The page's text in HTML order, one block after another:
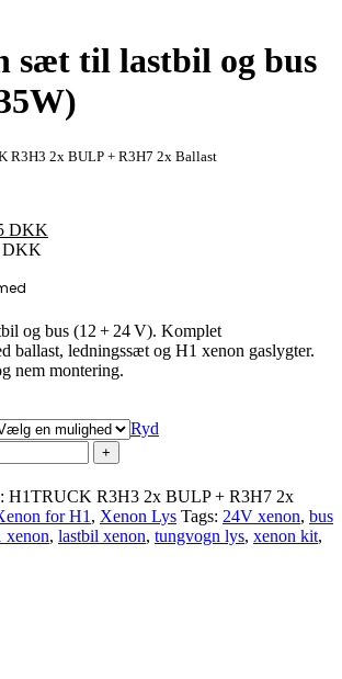
sæt til lastbil og bus
R3H3 2x BULP + R3H7 2x Ballast
DKK
DKK
og bus (12 + 24 V). Komplet
ballast, ledningssæt og H1 xenon gaslygter.
nem montering.
Ryd
H1TRUCK R3H3 2x BULP + R3H7 2x
for H1 , Xenon Lys Tags: 24V xenon, bus
xenon, lastbil xenon, tungvogn lys, xenon kit,